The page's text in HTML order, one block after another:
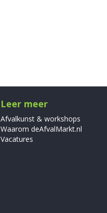
Leer meer
Afvalkunst & workshops
Waarom deAfvalMarkt.nl
Vacatures